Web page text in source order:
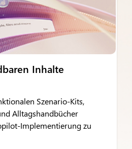
Inhalte
Szenario-Kits,
Alltagshandbücher
Implementierung zu